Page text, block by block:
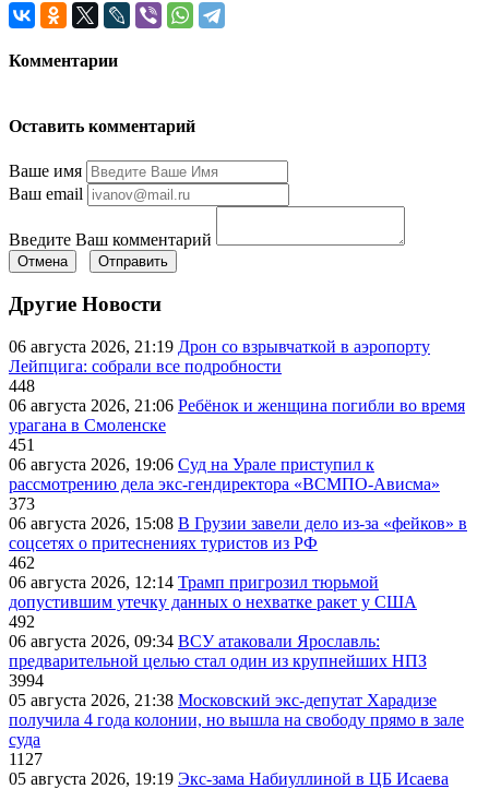
Комментарии
Оставить комментарий
Ваше имя
Ваш email
Введите Ваш комментарий
Отмена Отправить
Другие Новости
06 августа 2026, 21:19 Дрон со взрывчаткой в аэропорту
Лейпцига: собрали все подробности
448
06 августа 2026, 21:06 Ребёнок и женщина погибли во время
урагана в Смоленске
451
06 августа 2026, 19:06 Суд на Урале приступил к
рассмотрению дела экс-гендиректора «ВСМПО-Ависма»
373
06 августа 2026, 15:08 В Грузии завели дело из-за «фейков» в
соцсетях о притеснениях туристов из РФ
462
06 августа 2026, 12:14 Трамп пригрозил тюрьмой
допустившим утечку данных о нехватке ракет у США
492
06 августа 2026, 09:34 ВСУ атаковали Ярославль:
предварительной целью стал один из крупнейших НПЗ
3994
05 августа 2026, 21:38 Московский экс-депутат Харадизе
получила 4 года колонии, но вышла на свободу прямо в зале
суда
1127
05 августа 2026, 19:19 Экс-зама Набиуллиной в ЦБ Исаева